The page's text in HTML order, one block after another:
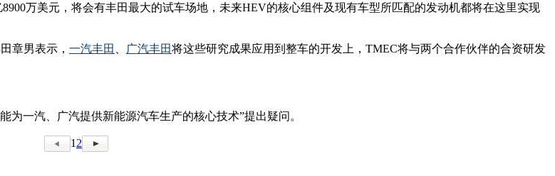
万美元，将会有丰田最大的试车场地，未来HEV的核心组件及现有车型所匹配的发动机都将在这里实现
章男表示， 一汽丰田 广汽丰田将这些研究成果应用到整车的开发上，TMEC将与两个合作伙伴的合资研发
为一汽、广汽提供新能源汽车生产的核心技术”提出疑问。
1 2